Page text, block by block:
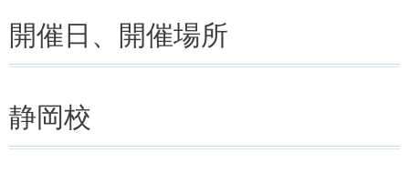
開催日、開催場所
静岡校